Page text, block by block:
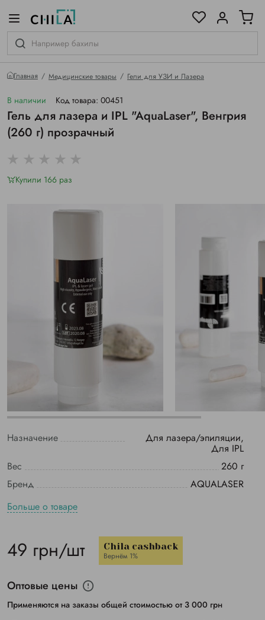
Главная Медицинские товары Гели для УЗИ и Лазера
В наличии Код товара: 00451
Гель для лазера и IPL "AquaLaser", Венгрия
(260 г) прозрачный
Купили 166 раз
Назначение Для лазера/эпиляции,
Для IPL
Вес
260 г
Бренд
AQUALASER
Больше о товаре
49 грн/шт Chila cashback
Вернём 1%
Оптовые цены
Применяются на заказы общей стоимостью от 3 000 грн
гамме